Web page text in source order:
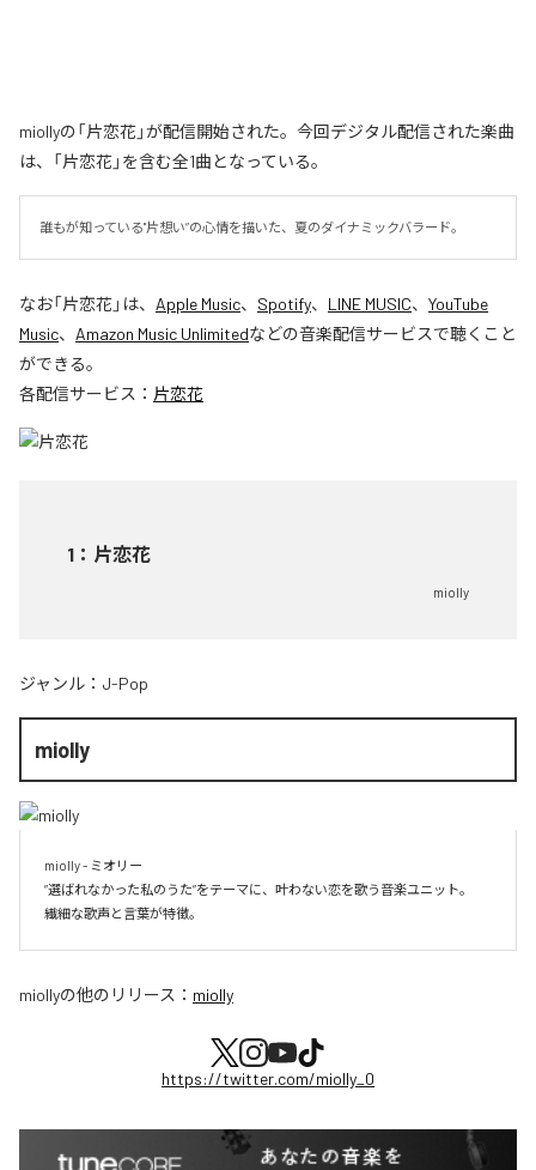
miollyの「片恋花」が配信開始された。今回デジタル配信された楽曲
は、「片恋花」を含む全1曲となっている。
誰もが知っている"片想い”の心情を描いた、夏のダイナミックバラード。
なお「片恋花」は、 Apple Music、 Spotify、 LINE MUSIC、 YouTube
Music、 Amazon Music Unlimitedなどの音楽配信サービスで聴くこと
ができる。
各配信サービス： 片恋花
1 ： 片恋花
miolly
ジャンル： J-Pop
miolly
miolly - ミオリー
”選ばれなかった私のうた”をテーマに、叶わない恋を歌う音楽ユニット。
miollyの他のリリース： miolly
https://twitter.com/miolly_0